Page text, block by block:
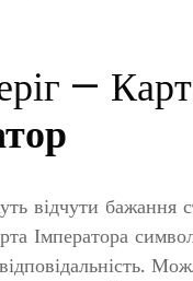
—
відчути бажання
Імператора